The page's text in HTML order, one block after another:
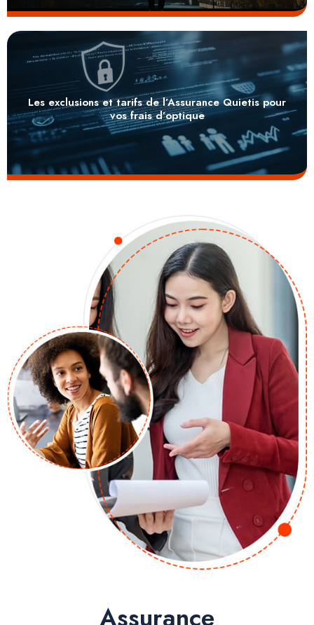
Les exclusions et tarifs de l’Assurance Quietis pour
vos frais d’optique